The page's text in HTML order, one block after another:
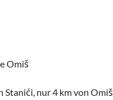
Omiš
nur 4 km von